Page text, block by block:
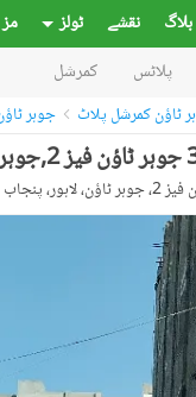
بلاگ نقشے ٹولز
پلاٹس کمرشل
ٹاؤن کمرشل پلاٹ جوہر ٹاؤن فیز 2